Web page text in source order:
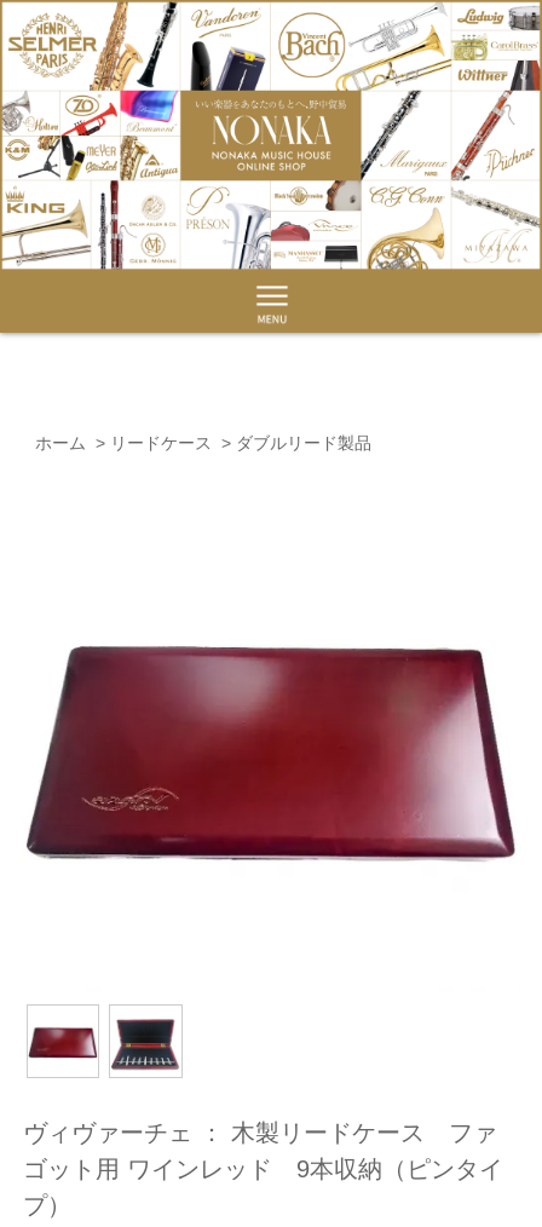
ホーム > リードケース > ダブルリード製品
ヴィヴァーチェ ： 木製リードケース ファ
ゴット用 ワインレッド 9本収納（ピンタイ
プ）